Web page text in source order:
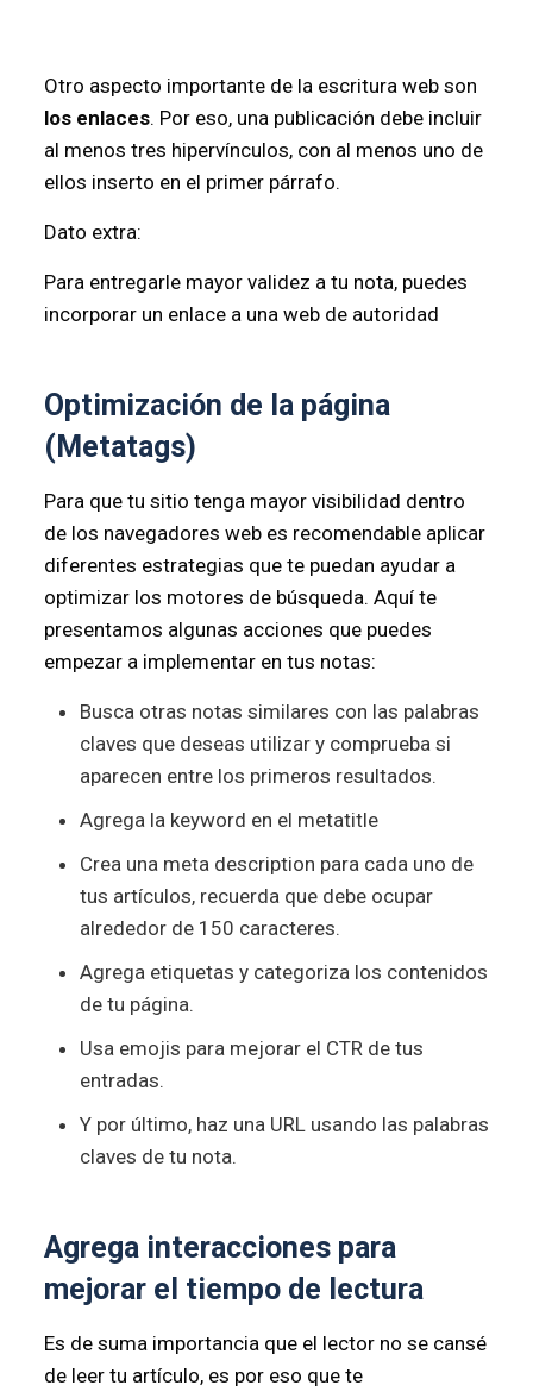
Otro aspecto importante de la escritura web son
los enlaces. Por eso, una publicación debe incluir
al menos tres hipervínculos, con al menos uno de
ellos inserto en el primer párrafo.
Dato extra:
Para entregarle mayor validez a tu nota, puedes
incorporar un enlace a una web de autoridad
Optimización de la página
(Metatags)
Para que tu sitio tenga mayor visibilidad dentro
de los navegadores web es recomendable aplicar
diferentes estrategias que te puedan ayudar a
optimizar los motores de búsqueda. Aquí te
presentamos algunas acciones que puedes
empezar a implementar en tus notas:
Busca otras notas similares con las palabras
claves que deseas utilizar y comprueba si
aparecen entre los primeros resultados.
Agrega la keyword en el metatitle
Crea una meta description para cada uno de
tus artículos, recuerda que debe ocupar
alrededor de 150 caracteres.
Agrega etiquetas y categoriza los contenidos
de tu página.
Usa emojis para mejorar el CTR de tus
entradas.
Y por último, haz una URL usando las palabras
claves de tu nota.
Agrega interacciones para
mejorar el tiempo de lectura
Es de suma importancia que el lector no se cansé
de leer tu artículo, es por eso que te